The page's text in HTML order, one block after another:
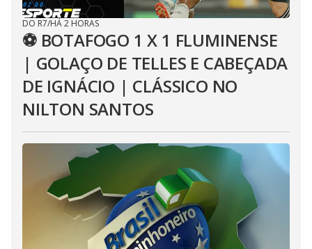
DO R7/HÁ 2 HORAS
⚽ BOTAFOGO 1 X 1 FLUMINENSE
| GOLAÇO DE TELLES E CABEÇADA
DE IGNÁCIO | CLÁSSICO NO
NILTON SANTOS